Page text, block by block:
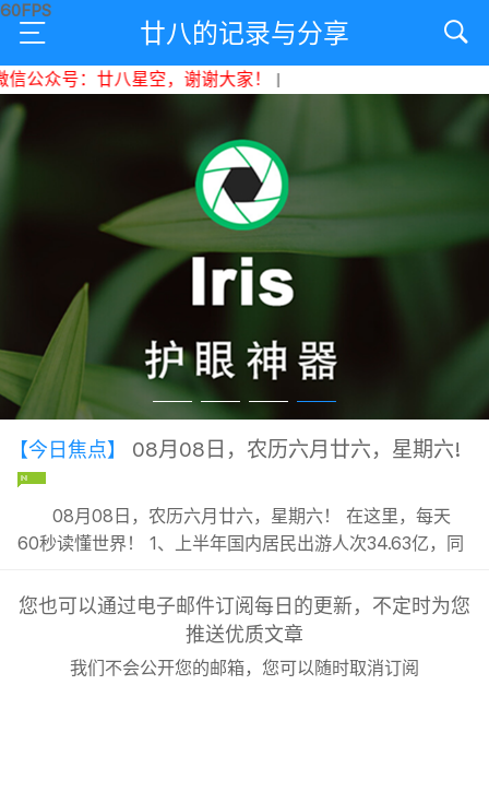
廿八的记录与分享
众号：廿八星空，谢谢大家！|
【今日焦点】 08月08日，农历六月廿六，星期六!
08月08日，农历六月廿六，星期六！ 在这里，每天
60秒读懂世界！ 1、上半年国内居民出游人次34.63亿，同
2、今年前7月我国货物贸易进出口总值超30万亿元，同比
增长17.3%，延续良好的增长态势；; 3、东航发布新规：8
您也可以通过电子邮件订阅每日的更新，不定时为您
推送优质文章
我们不会公开您的邮箱，您可以随时取消订阅